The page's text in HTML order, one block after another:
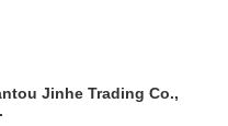
Jinhe Trading Co.,